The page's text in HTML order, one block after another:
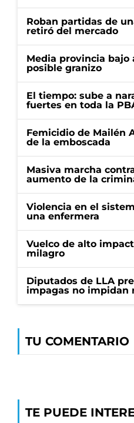
Roban partidas de
retiró del mercado
Media provincia bajo
posible granizo
El tiempo: sube a
fuertes en toda la
Femicidio de Mailén
de la emboscada
Masiva marcha
aumento de la
Violencia en el
una enfermera
Vuelco de alto
milagro
Diputados de LLA
impagas no impidan
TU COMENTARIO
TE PUEDE